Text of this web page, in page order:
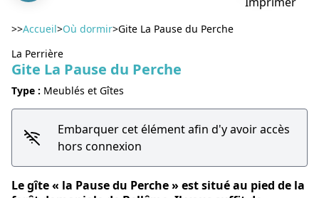
>>Accueil>Où dormir>Gite La Pause du Perche
La Perrière
Gite La Pause du Perche
Type : Meublés et Gîtes
Embarquer cet élément afin d'y avoir accès
hors connexion
Le gîte « la Pause du Perche » est situé au pied de la